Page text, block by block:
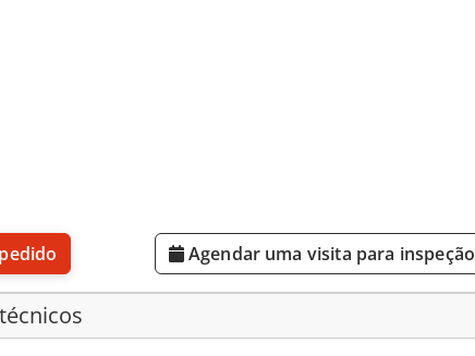
Agendar uma visita para inspeção